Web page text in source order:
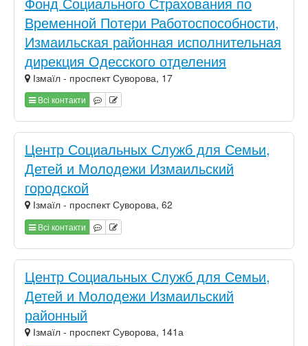
Временной Потери Работоспособности,
Измаильская районная исполнительная
дирекция Одесского отделения
Ізмаїл - проспект Суворова, 17
Всі контакти
Центр Социальных Служб для Семьи,
Детей и Молодежи Измаильский
городской
Ізмаїл - проспект Суворова, 62
Всі контакти
Центр Социальных Служб для Семьи,
Детей и Молодежи Измаильский
районный
Ізмаїл - проспект Суворова, 141а